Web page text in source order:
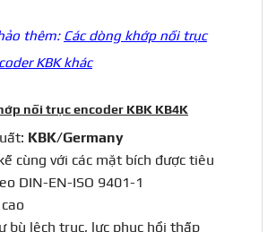
thêm: Các dòng khớp nối trục
KBK khác
nối trục encoder KBK KB4K
KBK/Germany
cùng với các mặt bích được tiêu
DIN-EN-ISO 9401-1
bù lệch trục, lực phục hồi thấp